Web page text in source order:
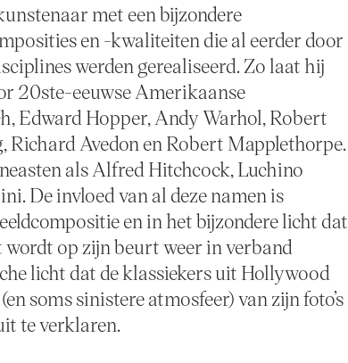
met een bijzondere
en -kwaliteiten die al eerder door
werden gerealiseerd. Zo laat hij
20ste-eeuwse Amerikaanse
Edward Hopper, Andy Warhol, Robert
Richard Avedon en Robert Mapplethorpe.
als Alfred Hitchcock, Luchino
De invloed van al deze namen is
en in het bijzondere licht dat
wordt op zijn beurt weer in verband
licht dat de klassiekers uit Hollywood
soms sinistere atmosfeer) van zijn foto’s
te verklaren.